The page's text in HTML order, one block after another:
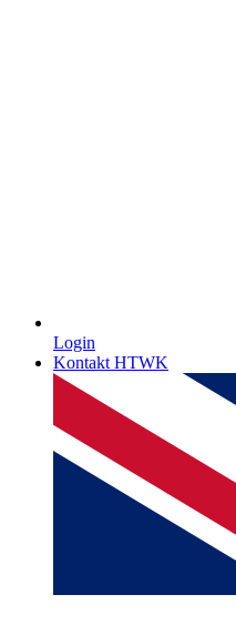
Login
Kontakt HTWK